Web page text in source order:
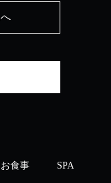
お食事 SPA